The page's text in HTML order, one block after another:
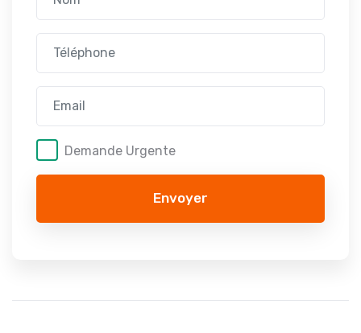
Demande Urgente
Envoyer